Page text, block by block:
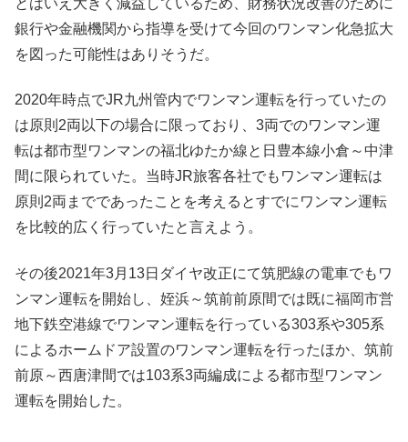
とはいえ大きく減益しているため、財務状況改善のために
銀行や金融機関から指導を受けて今回のワンマン化急拡大
を図った可能性はありそうだ。
2020年時点でJR九州管内でワンマン運転を行っていたの
は原則2両以下の場合に限っており、3両でのワンマン運
転は都市型ワンマンの福北ゆたか線と日豊本線小倉～中津
間に限られていた。当時JR旅客各社でもワンマン運転は
原則2両までであったことを考えるとすでにワンマン運転
を比較的広く行っていたと言えよう。
その後2021年3月13日ダイヤ改正にて筑肥線の電車でもワ
ンマン運転を開始し、姪浜～筑前前原間では既に福岡市営
地下鉄空港線でワンマン運転を行っている303系や305系
によるホームドア設置のワンマン運転を行ったほか、筑前
前原～西唐津間では103系3両編成による都市型ワンマン
運転を開始した。